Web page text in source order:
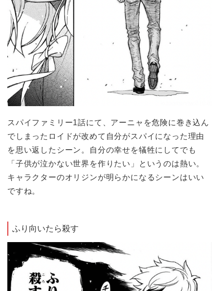
スパイファミリー1話にて、アーニャを危険に巻き込ん
でしまったロイドが改めて自分がスパイになった理由
を思い返したシーン。自分の幸せを犠牲にしてでも
「子供が泣かない世界を作りたい」というのは熱い。
キャラクターのオリジンが明らかになるシーンはいい
ですね。
ふり向いたら殺す